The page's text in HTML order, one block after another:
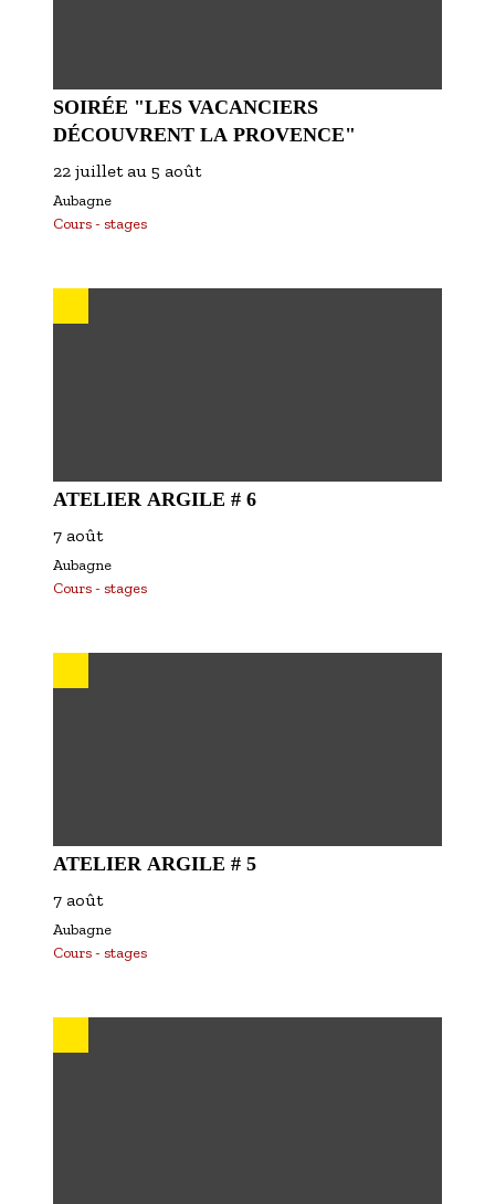
SOIRÉE "LES VACANCIERS
DÉCOUVRENT LA PROVENCE"
22 juillet au 5 août
Aubagne
Cours - stages
ATELIER ARGILE # 6
7 août
Aubagne
Cours - stages
ATELIER ARGILE # 5
7 août
Aubagne
Cours - stages